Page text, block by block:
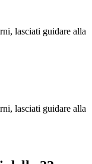
lasciati guidare alla
lasciati guidare alla